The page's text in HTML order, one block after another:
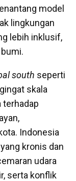
model
lingkungan
lebih inklusif,
south seperti
skala
terhadap
Indonesia
kronis dan
udara
serta konflik